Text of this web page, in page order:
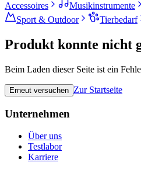
Accessoires
Musikinstrumente
Sport & Outdoor
Tierbedarf
Produkt konnte nicht
Beim Laden dieser Seite ist ein
Erneut versuchen Zur Startseite
Unternehmen
Über uns
Testlabor
Karriere